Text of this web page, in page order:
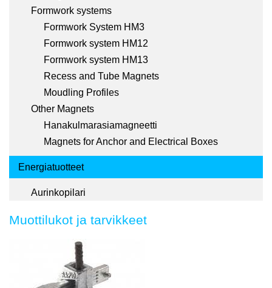
Formwork systems
Formwork System HM3
Formwork system HM12
Formwork system HM13
Recess and Tube Magnets
Moudling Profiles
Other Magnets
Hanakulmarasiamagneetti
Magnets for Anchor and Electrical Boxes
Energiatuotteet
Aurinkopilari
Muottilukot ja tarvikkeet